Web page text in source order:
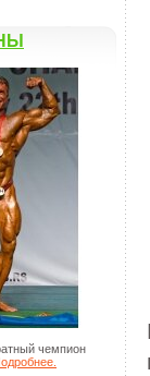
чемпион